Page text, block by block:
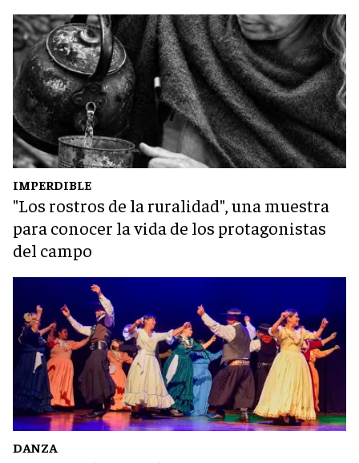
IMPERDIBLE
"Los rostros de la ruralidad", una muestra
para conocer la vida de los protagonistas
del campo
DANZA